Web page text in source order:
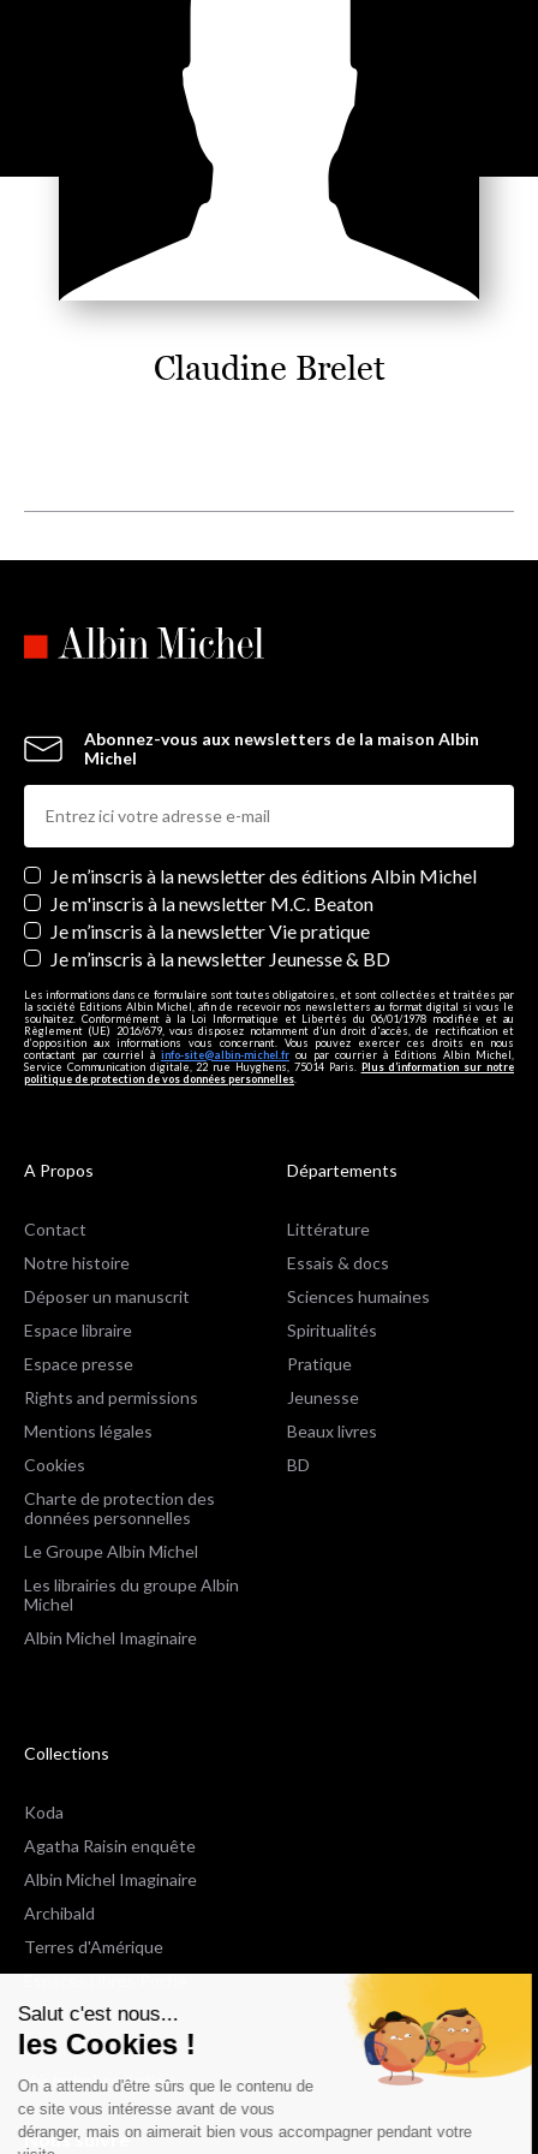
Salut c'est nous...
les Cookies !
On a attendu d'être sûrs que le contenu de
ce site vous intéresse avant de vous
déranger, mais on aimerait bien vous accompagner pendant votre
Claudine Brelet
Abonnez-vous aux newsletters de la maison Albin
Michel
Newsletters
Je m’inscris à la newsletter des éditions Albin Michel
Je m'inscris à la newsletter M.C. Beaton
Je m’inscris à la newsletter Vie pratique
Je m’inscris à la newsletter Jeunesse & BD
Les informations dans ce formulaire sont toutes obligatoires, et sont collectées et traitées par
la société Editions Albin Michel, afin de recevoir nos newsletters au format digital si vous le
souhaitez. Conformément à la Loi Informatique et Libertés du 06/01/1978 modifiée et au
Règlement (UE) 2016/679, vous disposez notamment d'un droit d'accès, de rectification et
d’opposition aux informations vous concernant. Vous pouvez exercer ces droits en nous
contactant par courriel à info-site@albin-michel.fr ou par courrier à Editions Albin Michel,
Service Communication digitale, 22 rue Huyghens, 75014 Paris. Plus d’information sur notre
politique de protection de vos données personnelles
A Propos
Contact
Notre histoire
Déposer un manuscrit
Espace libraire
Espace presse
Rights and permissions
Mentions légales
Cookies
Charte de protection des
données personnelles
Le Groupe Albin Michel
Les librairies du groupe Albin
Michel
Albin Michel Imaginaire
Départements
Littérature
Essais & docs
Sciences humaines
Spiritualités
Pratique
Jeunesse
Beaux livres
BD
Collections
Koda
Agatha Raisin enquête
Albin Michel Imaginaire
Archibald
Terres d'Amérique
Espaces Libres Poche
NOX
Wiz
Voir toutes les collections
Nous suivre